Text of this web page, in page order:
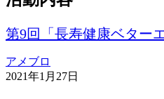
第9回「長寿健康ベター
アメブロ
2021年1月27日